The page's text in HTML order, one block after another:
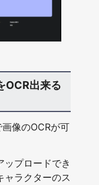
OCR出来る
像のOCRが可
ップロードでき
ャラクターのス